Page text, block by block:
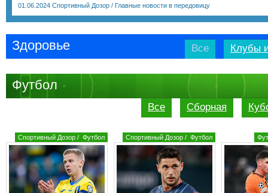
01.06.2024 Спортивный Дозор / Главные новости в передовицу
Здоровье Все Клубы
Футбол
Все Сборная
Спортивный Дозор / Футбол Спортивный Дозор / Футбол